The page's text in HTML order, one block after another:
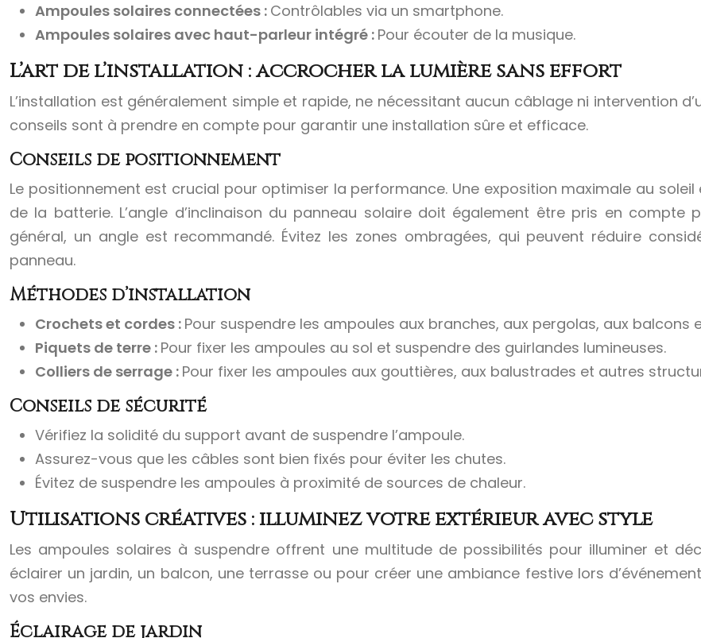
Ampoules solaires connectées : Contrôlables via un smartphone.
Ampoules solaires avec haut-parleur intégré : Pour écouter de la musique.
L’art de l’installation : accrocher la lumière sans effort
L’installation est généralement simple et rapide, ne nécessitant aucun câblage ni intervention
conseils sont à prendre en compte pour garantir une installation sûre et efficace.
Conseils de positionnement
Le positionnement est crucial pour optimiser la performance. Une exposition maximale au
de la batterie. L’angle d’inclinaison du panneau solaire doit également être pris en compte
général, un angle est recommandé. Évitez les zones ombragées, qui peuvent réduire
panneau.
Méthodes d’installation
Crochets et cordes : Pour suspendre les ampoules aux branches, aux pergolas, aux balcons
Piquets de terre : Pour fixer les ampoules au sol et suspendre des guirlandes lumineuses.
Colliers de serrage : Pour fixer les ampoules aux gouttières, aux balustrades et autres
Conseils de sécurité
Vérifiez la solidité du support avant de suspendre l’ampoule.
Assurez-vous que les câbles sont bien fixés pour éviter les chutes.
Évitez de suspendre les ampoules à proximité de sources de chaleur.
Utilisations créatives : illuminez votre extérieur avec style
Les ampoules solaires à suspendre offrent une multitude de possibilités pour illuminer et
éclairer un jardin, un balcon, une terrasse ou pour créer une ambiance festive lors
vos envies.
Éclairage de jardin